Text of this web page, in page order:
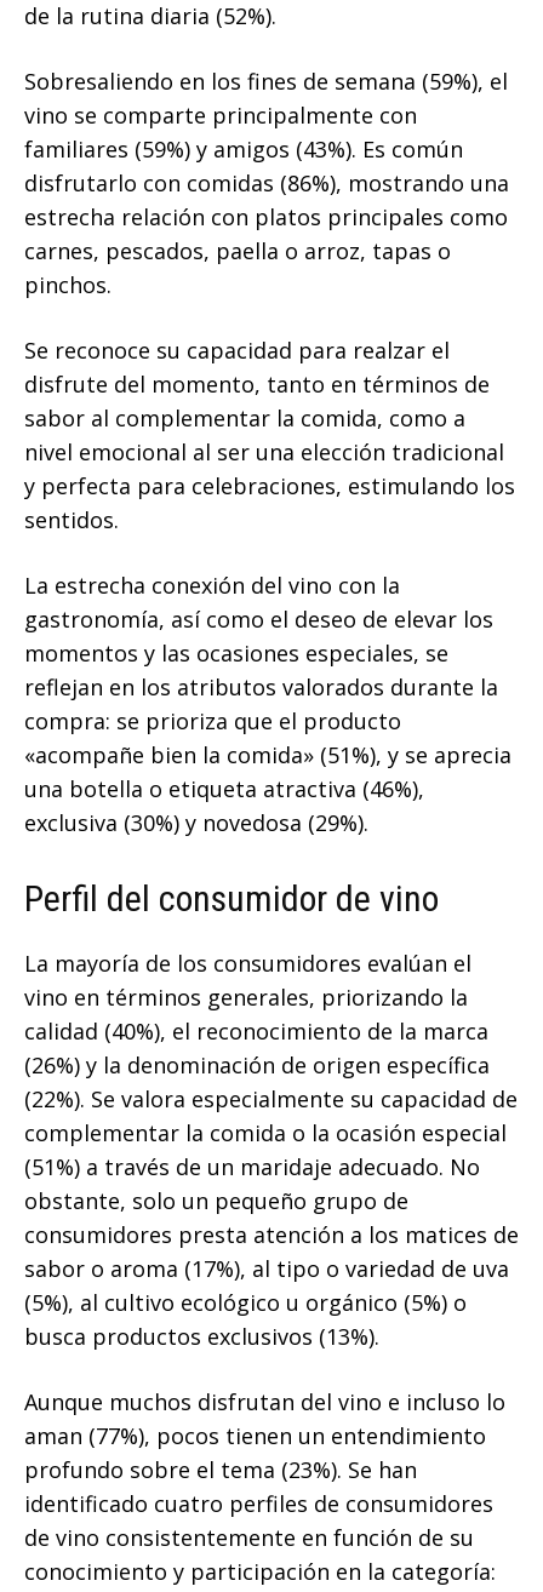
de la rutina diaria (52%).
Sobresaliendo en los fines de semana (59%), el
vino se comparte principalmente con
familiares (59%) y amigos (43%). Es común
disfrutarlo con comidas (86%), mostrando una
estrecha relación con platos principales como
carnes, pescados, paella o arroz, tapas o
pinchos.
Se reconoce su capacidad para realzar el
disfrute del momento, tanto en términos de
sabor al complementar la comida, como a
nivel emocional al ser una elección tradicional
y perfecta para celebraciones, estimulando los
sentidos.
La estrecha conexión del vino con la
gastronomía, así como el deseo de elevar los
momentos y las ocasiones especiales, se
reflejan en los atributos valorados durante la
compra: se prioriza que el producto
«acompañe bien la comida» (51%), y se aprecia
una botella o etiqueta atractiva (46%),
exclusiva (30%) y novedosa (29%).
Perfil del consumidor de vino
La mayoría de los consumidores evalúan el
vino en términos generales, priorizando la
calidad (40%), el reconocimiento de la marca
(26%) y la denominación de origen específica
(22%). Se valora especialmente su capacidad de
complementar la comida o la ocasión especial
(51%) a través de un maridaje adecuado. No
obstante, solo un pequeño grupo de
consumidores presta atención a los matices de
sabor o aroma (17%), al tipo o variedad de uva
(5%), al cultivo ecológico u orgánico (5%) o
busca productos exclusivos (13%).
Aunque muchos disfrutan del vino e incluso lo
aman (77%), pocos tienen un entendimiento
profundo sobre el tema (23%). Se han
identificado cuatro perfiles de consumidores
de vino consistentemente en función de su
conocimiento y participación en la categoría: